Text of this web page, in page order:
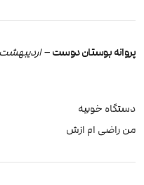
پروانه بوستان دوست–اردیبهشت 16,
دستگاه خوبیه
من راضی ام ازش